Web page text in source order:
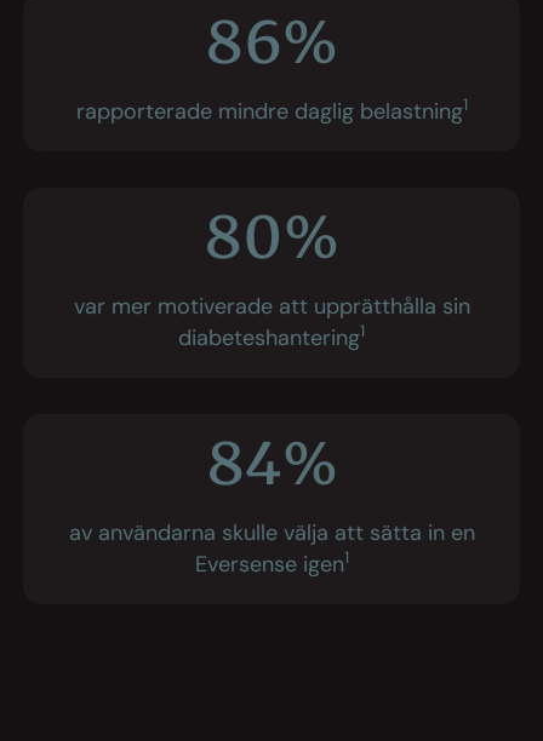
86%
rapporterade mindre daglig belastning1
80%
var mer motiverade att upprätthålla sin
diabeteshantering1
84%
av användarna skulle välja att sätta in en
Eversense igen1